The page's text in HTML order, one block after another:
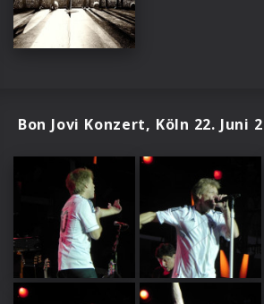
Bon Jovi Konzert, Köln 22. Juni